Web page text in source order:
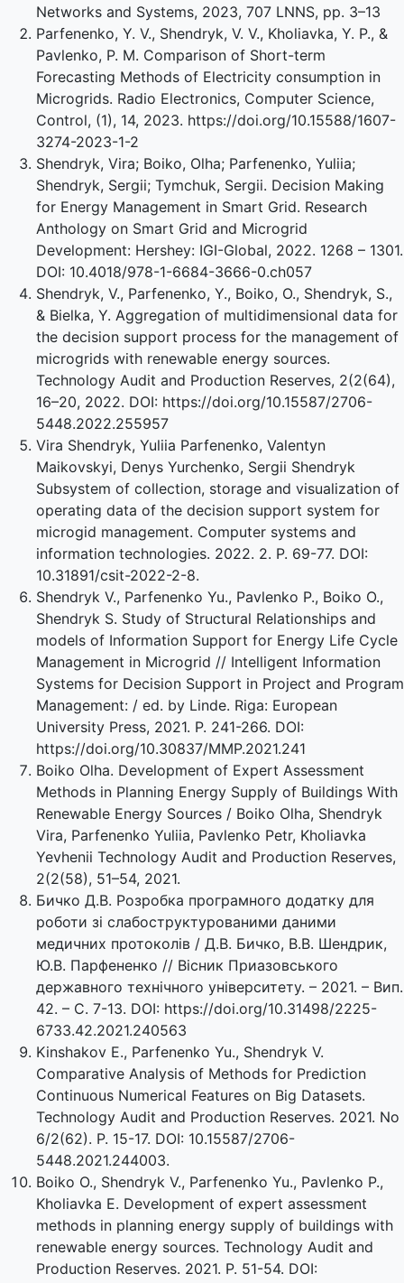
Networks and Systems, 2023, 707 LNNS, pp. 3–13
Parfenenko, Y. V., Shendryk, V. V., Kholiavka, Y. P., &
Pavlenko, P. M. Comparison of Short-term
Forecasting Methods of Electricity consumption in
Microgrids. Radio Electronics, Computer Science,
Control, (1), 14, 2023. https://doi.org/10.15588/1607-
3274-2023-1-2
Shendryk, Vira; Boiko, Olha; Parfenenko, Yuliia;
Shendryk, Sergii; Tymchuk, Sergii. Decision Making
for Energy Management in Smart Grid. Research
Anthology on Smart Grid and Microgrid
Development: Hershey: IGI-Global, 2022. 1268 – 1301.
DOI: 10.4018/978-1-6684-3666-0.ch057
Shendryk, V., Parfenenko, Y., Boiko, O., Shendryk, S.,
& Bielka, Y. Aggregation of multidimensional data for
the decision support process for the management of
microgrids with renewable energy sources.
Technology Audit and Production Reserves, 2(2(64),
16–20, 2022. DOI: https://doi.org/10.15587/2706-
5448.2022.255957
Vira Shendryk, Yuliia Parfenenko, Valentyn
Maikovskyi, Denys Yurchenko, Sergii Shendryk
Subsystem of collection, storage and visualization of
operating data of the decision support system for
microgid management. Computer systems and
information technologies. 2022. 2. P. 69-77. DOI:
10.31891/csit-2022-2-8.
Shendryk V., Parfenenko Yu., Pavlenko P., Boiko O.,
Shendryk S. Study of Structural Relationships and
models of Information Support for Energy Life Cycle
Management in Microgrid // Intelligent Information
Systems for Decision Support in Project and Program
Management: / ed. by Linde. Riga: European
University Press, 2021. P. 241-266. DOI:
https://doi.org/10.30837/MMP.2021.241
Boiko Olha. Development of Expert Assessment
Methods in Planning Energy Supply of Buildings With
Renewable Energy Sources / Boiko Olha, Shendryk
Vira, Parfenenko Yuliia, Pavlenko Petr, Kholiavka
Yevhenii Technology Audit and Production Reserves,
2(2(58), 51–54, 2021.
Бичко Д.В. Розробка програмного додатку для
роботи зі слабоструктурованими даними
медичних протоколів / Д.В. Бичко, В.В. Шендрик,
Ю.В. Парфененко // Вісник Приазовського
державного технічного університету. – 2021. – Вип.
42. – С. 7-13. DOI: https://doi.org/10.31498/2225-
6733.42.2021.240563
Kinshakov E., Parfenenko Yu., Shendryk V.
Comparative Analysis of Methods for Prediction
Continuous Numerical Features on Big Datasets.
Technology Audit and Production Reserves. 2021. No
6/2(62). P. 15-17. DOI: 10.15587/2706-
5448.2021.244003.
Boiko O., Shendryk V., Parfenenko Yu., Pavlenko P.,
Kholiavka E. Development of expert assessment
methods in planning energy supply of buildings with
renewable energy sources. Technology Audit and
Production Reserves. 2021. P. 51-54. DOI: